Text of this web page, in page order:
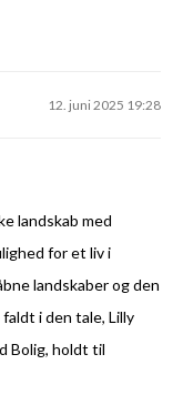
12. juni 2025 19:28
landskab med
for et liv i
landskaber og den
i den tale, Lilly
Bolig, holdt til